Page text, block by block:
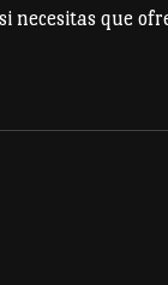
que